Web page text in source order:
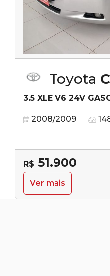
Toyota
3.5 XLE V6 24V
2008/2009
R$ 51.900
Ver mais